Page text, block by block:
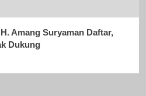
Amang Suryaman Daftar,
Dukung